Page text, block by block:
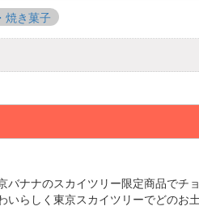
焼き菓子
バナナのスカイツリー限定商品でチ
いらしく東京スカイツリーでどのお